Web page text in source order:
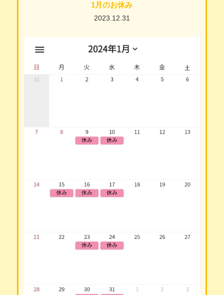
1月のお休み
2023.12.31